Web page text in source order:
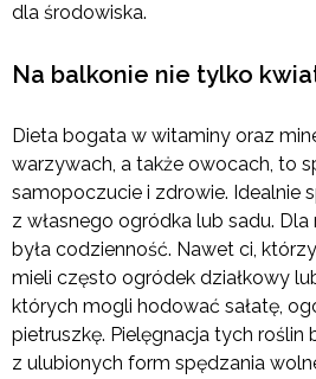
dla środowiska.
Na balkonie nie tylko
Dieta bogata w witaminy oraz
warzywach, a także owocach, to
samopoczucie i zdrowie. Idealnie
z własnego ogródka lub sadu.
była codzienność. Nawet ci,
mieli często ogródek działkowy
których mogli hodować sałatę,
pietruszkę. Pielęgnacja tych roślin
z ulubionych form spędzania